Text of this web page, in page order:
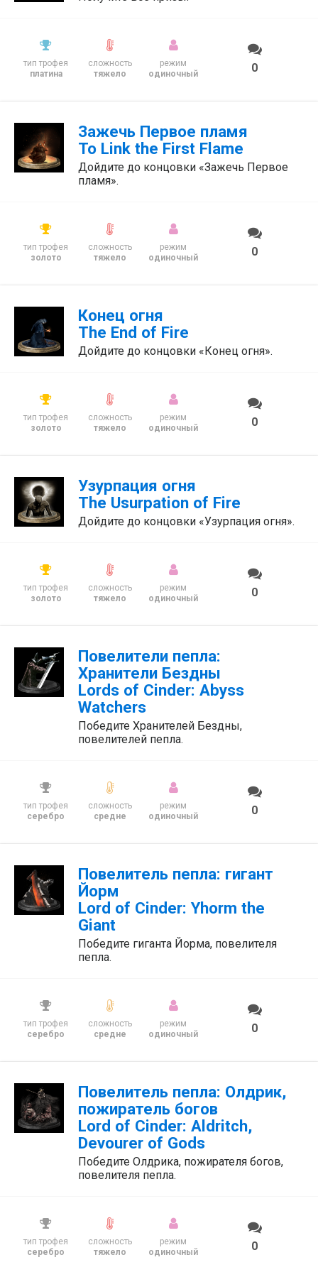
тип трофея
платина
сложность
тяжело
режим
одиночный
0
Зажечь Первое пламя
To Link the First Flame
Дойдите до концовки «Зажечь Первое
пламя».
тип трофея
золото
сложность
тяжело
режим
одиночный
0
Конец огня
The End of Fire
Дойдите до концовки «Конец огня».
тип трофея
золото
сложность
тяжело
режим
одиночный
0
Узурпация огня
The Usurpation of Fire
Дойдите до концовки «Узурпация огня».
тип трофея
золото
сложность
тяжело
режим
одиночный
0
Повелители пепла:
Хранители Бездны
Lords of Cinder: Abyss
Watchers
Победите Хранителей Бездны,
повелителей пепла.
тип трофея
серебро
сложность
средне
режим
одиночный
0
Повелитель пепла: гигант
Йорм
Lord of Cinder: Yhorm the
Giant
Победите гиганта Йорма, повелителя
пепла.
тип трофея
серебро
сложность
средне
режим
одиночный
0
Повелитель пепла: Олдрик,
пожиратель богов
Lord of Cinder: Aldritch,
Devourer of Gods
Победите Олдрика, пожирателя богов,
повелителя пепла.
тип трофея
серебро
сложность
тяжело
режим
одиночный
0